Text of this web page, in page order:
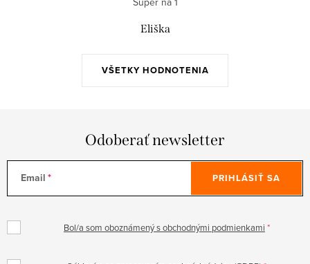
VŠETKY HODNOTENIA
Eliška
Odoberať newsletter
Email
Bol/a som oboznámený s obchodnými podmienkami
PRIHLÁSIŤ SA